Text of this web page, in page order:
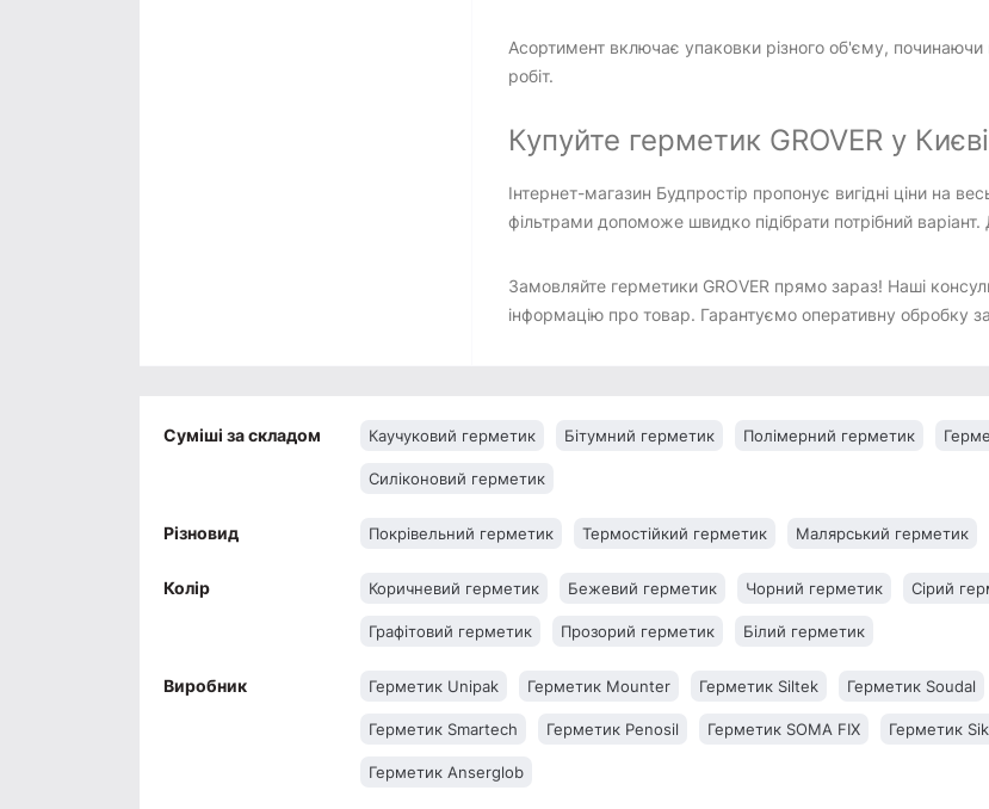
Асортимент включає упаковки різного об'єму,
робіт.
Купуйте герметик GROVER у Києві
Інтернет-магазин Будпростір пропонує вигідні ціни на
фільтрами допоможе швидко підібрати потрібний
Замовляйте герметики GROVER прямо зараз! Наші
інформацію про товар. Гарантуємо оперативну обробку
Суміші за складом Каучуковий герметик Бітумний герметик Полімерний герметик
Силіконовий герметик
Різновид Покрівельний герметик Термостійкий герметик Малярський герметик
Колір Коричневий герметик Бежевий герметик Чорний герметик Сірий
Графітовий герметик Прозорий герметик Білий герметик
Виробник Герметик Unipak Герметик Mounter Герметик Siltek Герметик Soudal
Герметик Smartech Герметик Penosil Герметик SOMA FIX Герметик
Герметик Anserglob